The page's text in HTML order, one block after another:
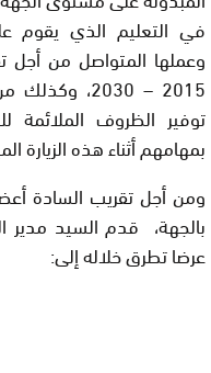
في التعليم الذي يقوم
وعملها المتواصل من أجل
2015 –
توفير الظروف الملائمة
بمهامهم أثناء هذه الزيارة
ومن أجل تقريب السادة
بالجهة، قدم السيد مدير
عرضا تطرق خلاله إلى: